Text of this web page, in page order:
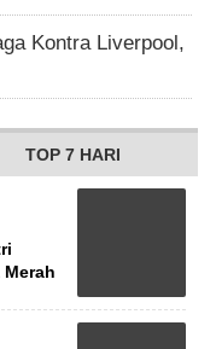
Kontra Liverpool,
TOP 7 HARI